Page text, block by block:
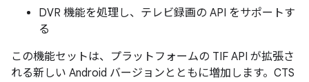
DVR 機能を処理し、テレビ録画の API をサポートす
る
この機能セットは、プラットフォームの TIF API が拡張さ
れる新しい Android バージョンとともに増加します。CTS